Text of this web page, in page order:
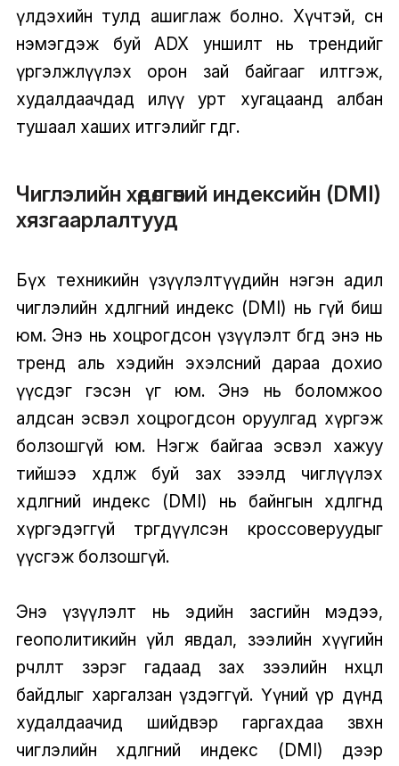
үлдэхийн тулд ашиглаж болно. Хүчтэй, өсөн
нэмэгдэж буй ADX уншилт нь трендийг
үргэлжлүүлэх орон зай байгааг илтгэж,
худалдаачдад илүү урт хугацаанд албан
тушаал хаших итгэлийг өгдөг.
Чиглэлийн хөдөлгөөний индексийн (DMI)
хязгаарлалтууд
Бүх техникийн үзүүлэлтүүдийн нэгэн адил
чиглэлийн хөдөлгөөний индекс (DMI) нь өөгүй биш
юм. Энэ нь хоцрогдсон үзүүлэлт бөгөөд энэ нь
тренд аль хэдийн эхэлсний дараа дохио
үүсдэг гэсэн үг юм. Энэ нь боломжоо
алдсан эсвэл хоцрогдсон оруулгад хүргэж
болзошгүй юм. Нэгж байгаа эсвэл хажуу
тийшээ хөдөлж буй зах зээлд чиглүүлэх
хөдөлгөөний индекс (DMI) нь байнгын хөдөлгөөнд
хүргэдэггүй төөрөгдүүлсэн кроссоверуудыг
үүсгэж болзошгүй.
Энэ үзүүлэлт нь эдийн засгийн мэдээ,
геополитикийн үйл явдал, зээлийн хүүгийн
өөрчлөлт зэрэг гадаад зах зээлийн нөхцөл
байдлыг харгалзан үздэггүй. Үүний үр дүнд
худалдаачид шийдвэр гаргахдаа зөвхөн
чиглэлийн хөдөлгөөний индекс (DMI) дээр